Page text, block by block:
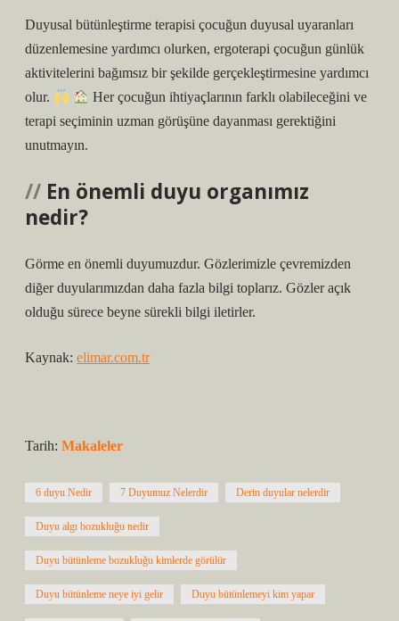
Duyusal bütünleştirme terapisi çocuğun duyusal uyaranları
düzenlemesine yardımcı olurken, ergoterapi çocuğun günlük
aktivitelerini bağımsız bir şekilde gerçekleştirmesine yardımcı
olur.
Her çocuğun ihtiyaçlarının farklı olabileceğini ve
terapi seçiminin uzman görüşüne dayanması gerektiğini
unutmayın.
En önemli duyu organımız
nedir?
Görme en önemli duyumuzdur. Gözlerimizle çevremizden
diğer duyularımızdan daha fazla bilgi toplarız. Gözler açık
olduğu sürece beyne sürekli bilgi iletirler.
Kaynak: elimar.com.tr
Tarih: Makaleler
6 duyu Nedir 7 Duyumuz Nelerdir Derin duyular nelerdir
Duyu algı bozukluğu nedir
Duyu bütünleme bozukluğu kimlerde görülür
Duyu bütünleme neye iyi gelir Duyu bütünlemeyi kim yapar